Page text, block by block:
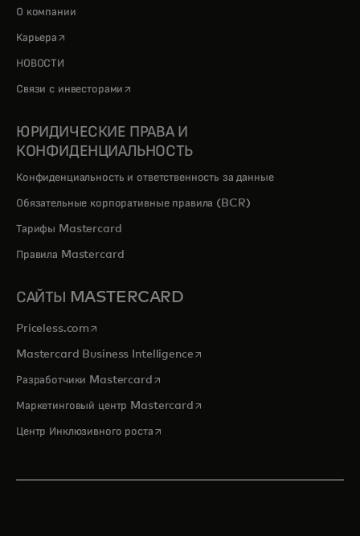
О компании
Карьера opens in a new tab
НОВОСТИ
Связи с инвесторами opens in a new tab
ЮРИДИЧЕСКИЕ ПРАВА И
КОНФИДЕНЦИАЛЬНОСТЬ
Конфиденциальность и ответственность за данные
Обязательные корпоративные правила (BCR)
Тарифы Mastercard
Правила Mastercard
САЙТЫ MASTERCARD
Priceless.com opens in a new tab
Mastercard Business Intelligenceopens in a new tab
Разработчики Mastercardopens in a new tab
Маркетинговый центр Mastercardopens in a new tab
Центр Инклюзивного ростаopens in a new tab